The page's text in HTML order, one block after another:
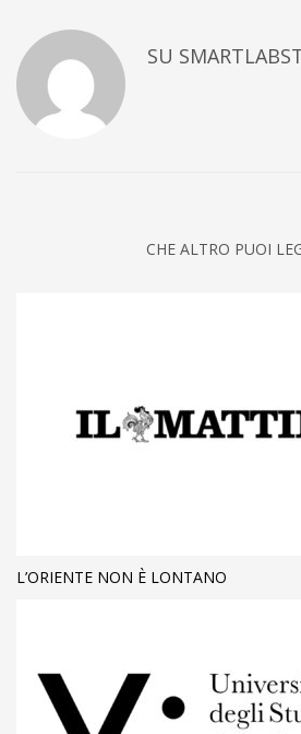
SU
CHE ALTRO PUOI
L’ORIENTE NON È LONTANO